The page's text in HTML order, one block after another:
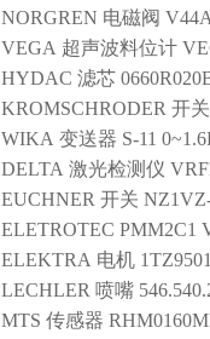
NORGREN 电磁阀
VEGA 超声波料位计
HYDAC 滤芯
KROMSCHRODER 开关
WIKA 变送器 S-11
DELTA 激光检测仪
EUCHNER 开关
ELETROTEC PMM2C1
ELEKTRA 电机
LECHLER 喷嘴
MTS 传感器